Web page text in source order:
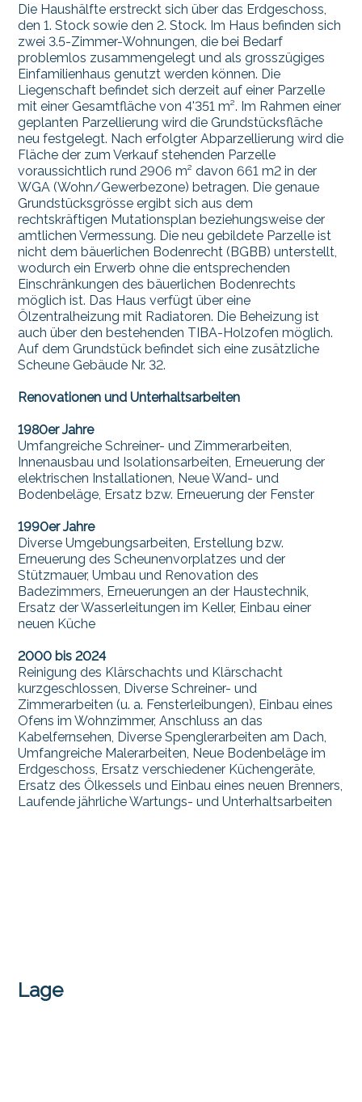
Die Haushälfte erstreckt sich über das Erdgeschoss,
den 1. Stock sowie den 2. Stock. Im Haus befinden sich
zwei 3.5-Zimmer-Wohnungen, die bei Bedarf
problemlos zusammengelegt und als grosszügiges
Einfamilienhaus genutzt werden können. Die
Liegenschaft befindet sich derzeit auf einer Parzelle
mit einer Gesamtfläche von 4'351 m². Im Rahmen einer
geplanten Parzellierung wird die Grundstücksfläche
neu festgelegt. Nach erfolgter Abparzellierung wird die
Fläche der zum Verkauf stehenden Parzelle
voraussichtlich rund 2906 m² davon 661 m2 in der
WGA (Wohn/Gewerbezone) betragen. Die genaue
Grundstücksgrösse ergibt sich aus dem
rechtskräftigen Mutationsplan beziehungsweise der
amtlichen Vermessung. Die neu gebildete Parzelle ist
nicht dem bäuerlichen Bodenrecht (BGBB) unterstellt,
wodurch ein Erwerb ohne die entsprechenden
Einschränkungen des bäuerlichen Bodenrechts
möglich ist. Das Haus verfügt über eine
Ölzentralheizung mit Radiatoren. Die Beheizung ist
auch über den bestehenden TIBA-Holzofen möglich.
Auf dem Grundstück befindet sich eine zusätzliche
Scheune Gebäude Nr. 32.
Renovationen und Unterhaltsarbeiten
1980er Jahre
Umfangreiche Schreiner- und Zimmerarbeiten,
Innenausbau und Isolationsarbeiten, Erneuerung der
elektrischen Installationen, Neue Wand- und
Bodenbeläge, Ersatz bzw. Erneuerung der Fenster
1990er Jahre
Diverse Umgebungsarbeiten, Erstellung bzw.
Erneuerung des Scheunenvorplatzes und der
Stützmauer, Umbau und Renovation des
Badezimmers, Erneuerungen an der Haustechnik,
Ersatz der Wasserleitungen im Keller, Einbau einer
neuen Küche
2000 bis 2024
Reinigung des Klärschachts und Klärschacht
kurzgeschlossen, Diverse Schreiner- und
Zimmerarbeiten (u. a. Fensterleibungen), Einbau eines
Ofens im Wohnzimmer, Anschluss an das
Kabelfernsehen, Diverse Spenglerarbeiten am Dach,
Umfangreiche Malerarbeiten, Neue Bodenbeläge im
Erdgeschoss, Ersatz verschiedener Küchengeräte,
Ersatz des Ölkessels und Einbau eines neuen Brenners,
Laufende jährliche Wartungs- und Unterhaltsarbeiten
Lage